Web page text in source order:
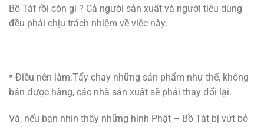
Bồ Tát rồi còn gì ? Cả người sản xuất và người tiêu dùng
đều phải chịu trách nhiệm về việc này.
* Điều nên làm:Tẩy chay những sản phẩm như thế, không
bán được hàng, các nhà sản xuất sẽ phải thay đổi lại.
Và, nếu bạn nhìn thấy những hình Phật – Bồ Tát bị vứt bỏ